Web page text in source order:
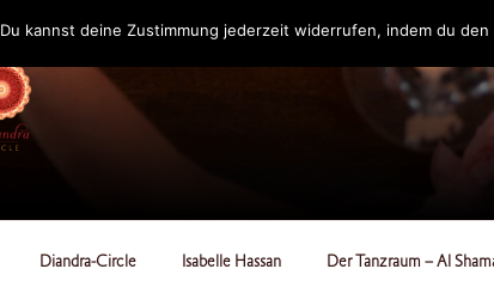
Diandra-Circle Isabelle Hassan Der Tanzraum – Al
Du kannst deine Zustimmung jederzeit widerrufen, indem du